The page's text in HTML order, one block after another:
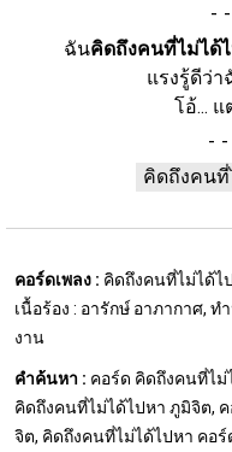
ฉันคิดถึงคนที่ไม่ได้
แรงรู้ดีว่า
โอ้...
คิดถึงคนที่
คอร์ดเพลง : คิดถึงคนที่ไม่ได้ไ
เนื้อร้อง : อารักษ์ อาภากาศ,
งาน
คำค้นหา : คอร์ด คิดถึงคนที่ไม่
คิดถึงคนที่ไม่ได้ไปหา ภูมิจิต,
จิต, คิดถึงคนที่ไม่ได้ไปหา คอ